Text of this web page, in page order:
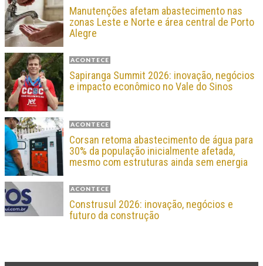
Manutenções afetam abastecimento nas
zonas Leste e Norte e área central de Porto
Alegre
ACONTECE
Sapiranga Summit 2026: inovação, negócios
e impacto econômico no Vale do Sinos
ACONTECE
Corsan retoma abastecimento de água para
30% da população inicialmente afetada,
mesmo com estruturas ainda sem energia
ACONTECE
Construsul 2026: inovação, negócios e
futuro da construção